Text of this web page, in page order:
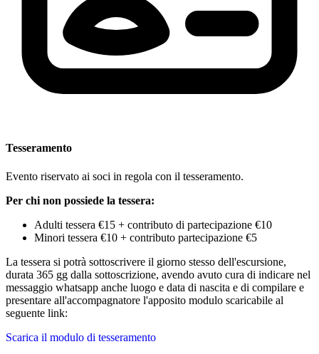
Tesseramento
Evento riservato ai soci in regola con il tesseramento.
Per chi non possiede la tessera:
Adulti tessera €15 + contributo di partecipazione €10
Minori tessera €10 + contributo partecipazione €5
La tessera si potrà sottoscrivere il giorno stesso dell'escursione,
durata 365 gg dalla sottoscrizione, avendo avuto cura di indicare nel
messaggio whatsapp anche luogo e data di nascita e di compilare e
presentare all'accompagnatore l'apposito modulo scaricabile al
seguente link:
Scarica il modulo di tesseramento